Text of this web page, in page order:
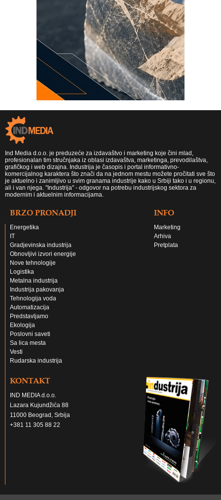
Ind Media d.o.o. je preduzeće za izdavaštvo i marketing koje čini mlad,
profesionalan tim stručnjaka iz oblasi izdavaštva, marketinga, prevodilaštva,
grafičkog i web dizajna. Industrija je časopis i portal informativno-
komercijalnog karaktera što znači da na jednom mestu možete pročitati sve što
je aktuelno i zanimljivo u svim granama industrije kako u Srbiji tako i u regionu,
ali i van njega. "Industrija" - odgovor na potrebu industrijskog sektora za
modernim i aktuelnim informacijama.
BRZO PRONADJI
Energetika
IT
Gradjevinska industrija
Obnovljivi izvori energije
Nove tehnologije
Logistika
Metalna industrija
Industrija pakovanja
Tehnologija voda
Automatizacija
Predstavljamo
Ekologija
Poslovni saveti
Sa lica mesta
Vesti
Rudarska industrija
INFO
Marketing
Arhiva
Pretplata
KONTAKT
IND MEDIA d.o.o.
Lazara Kujundžića 88
11000 Beograd, Srbija
+381 11 305 88 22